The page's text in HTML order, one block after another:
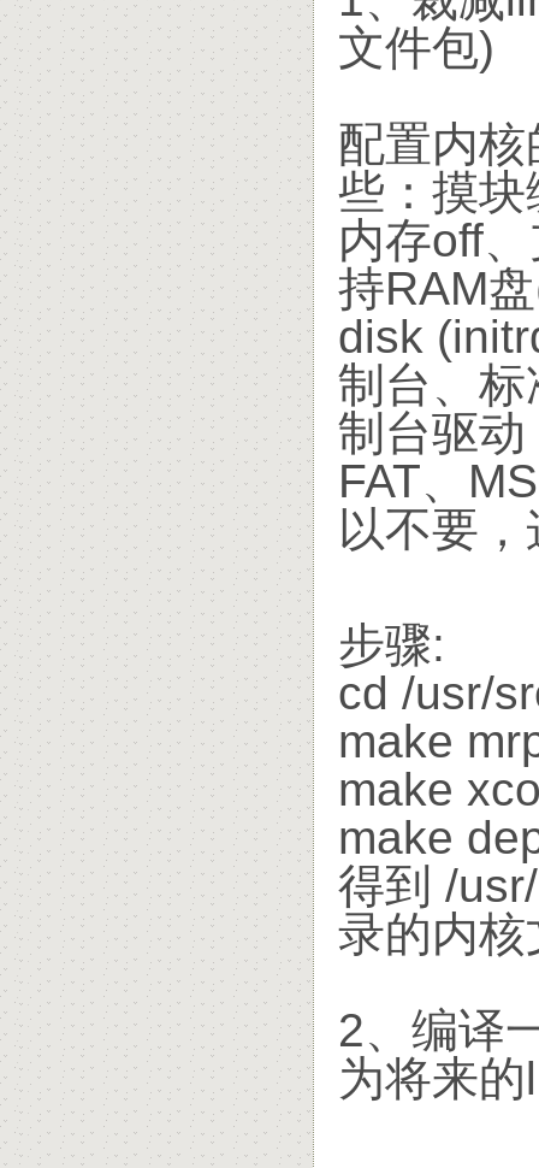
文件包)
配置内
些：摸
内存off
持RAM
disk
制台、
制台驱
FAT、
以不要
步骤:
cd /usr/
make
make
make
得到 /
录的内
2、编译
为将来